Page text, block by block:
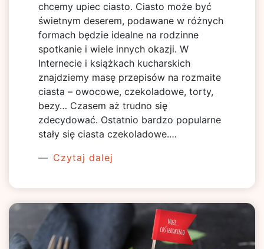
chcemy upiec ciasto. Ciasto może być
świetnym deserem, podawane w różnych
formach będzie idealne na rodzinne
spotkanie i wiele innych okazji. W
Internecie i książkach kucharskich
znajdziemy masę przepisów na rozmaite
ciasta – owocowe, czekoladowe, torty,
bezy… Czasem aż trudno się
zdecydować. Ostatnio bardzo popularne
stały się ciasta czekoladowe.…
Czytaj dalej